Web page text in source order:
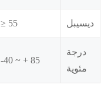
≥ 55 ديسيبل
-40 ~ + 85
درجة
مئوية